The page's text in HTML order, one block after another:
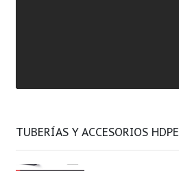
TUBERÍAS Y ACCESORIOS HDPE